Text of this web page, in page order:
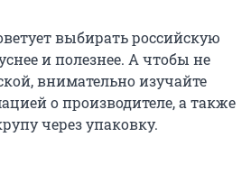
выбирать российскую
и полезнее. А чтобы не
внимательно изучайте
о производителе, а также
через упаковку.